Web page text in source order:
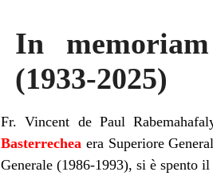
In
(1933-2025)
Fr. Vincent de Paul
Basterrechea era Superiore
Generale (1986-1993), si è spento